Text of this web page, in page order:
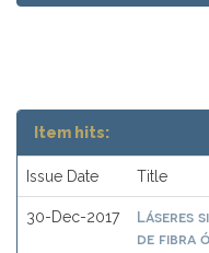
Item hits:
Issue Date Title
30-Dec-2017
Láseres
de fibra